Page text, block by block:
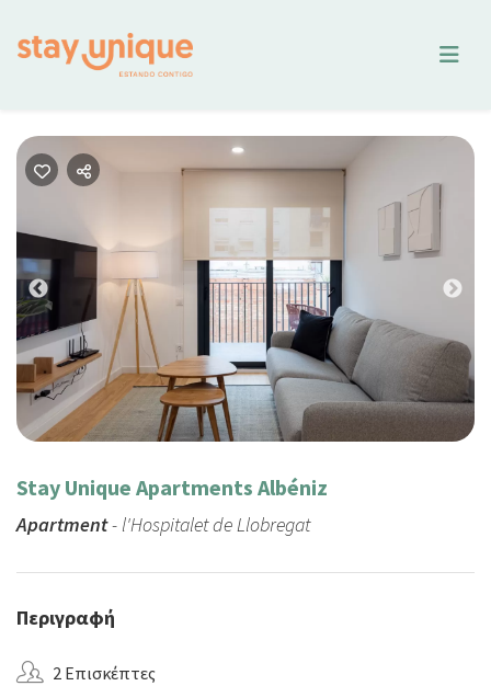
Previous
Stay Unique Apartments Albéniz
Apartment- l'Hospitalet de Llobregat
Περιγραφή
2 Επισκέπτες